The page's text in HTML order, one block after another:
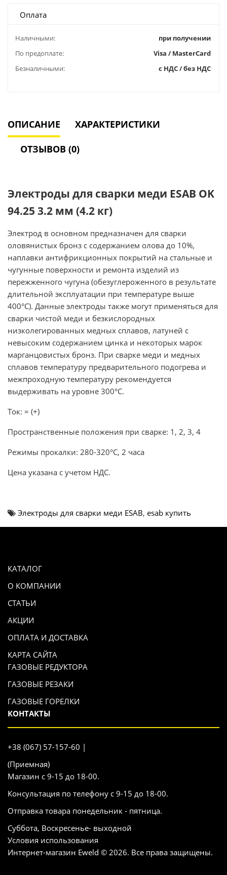
Оплата
Наличными:
при получении
По предоплате:
Visa / MasterCard
Безналичными:
с НДС / без НДС
ОПИСАНИЕ ХАРАКТЕРИСТИКИ
ОТЗЫВОВ (0)
Электроды для сварки меди ESAB OK
94.25 3.2 мм (4.2 кг)
Электрод в основном предназначен для сварки
оловянистых бронз с содержанием олова до 10%,
наплавки антифрикционных покрытий на стальные и
чугунные поверхности и ремонта изделий из
пережженного чугуна (обезуглероженного в результате
длительной эксплуатации при температуре выше
400°С). Данные электроды также могут применяться для
сварки чистой меди и безкислородных
низколегированных медных сплавов, латуней с
невысоким содержанием цинка и некоторых марок
марганцовистых бронз. При сварке меди и медных
сплавов температуру предварительного подогрева и
межпроходную температуру рекомендуется
выдерживать на уровне 300°С.
Ток: = (+)
Пространственные положения при сварке: 1, 2, 3, 4
Режимы прокалки: 280-320°С, 2 часа
Цена указана с учетом НДС.
Электроды для сварки меди ESAB, esab купить
КАТАЛОГ
О КОМПАНИИ
СТАТЬИ
АКЦИИ
ОПЛАТА И ДОСТАВКА
КАРТА САЙТА
ГАЗОВЫЕ РЕДУКТОРА
ГАЗОВЫЕ РЕЗАКИ
ГАЗОВЫЕ ГОРЕЛКИ
КОНТАКТЫ
+38 (067) 57-157-60 |
(Приемная)
Магазин с 9-15 до 18-00.
Консультация по телефону с 9-15 до 18-00.
Отправка товара понедельник - пятница.
Суббота, Воскресенье- выходной
Условия использования
Интернет-магазин Eweld © 2026. Все права защищены.